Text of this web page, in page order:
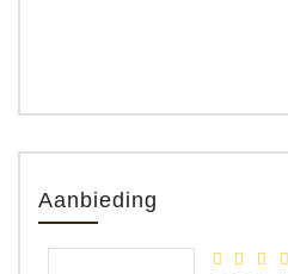
Aanbieding